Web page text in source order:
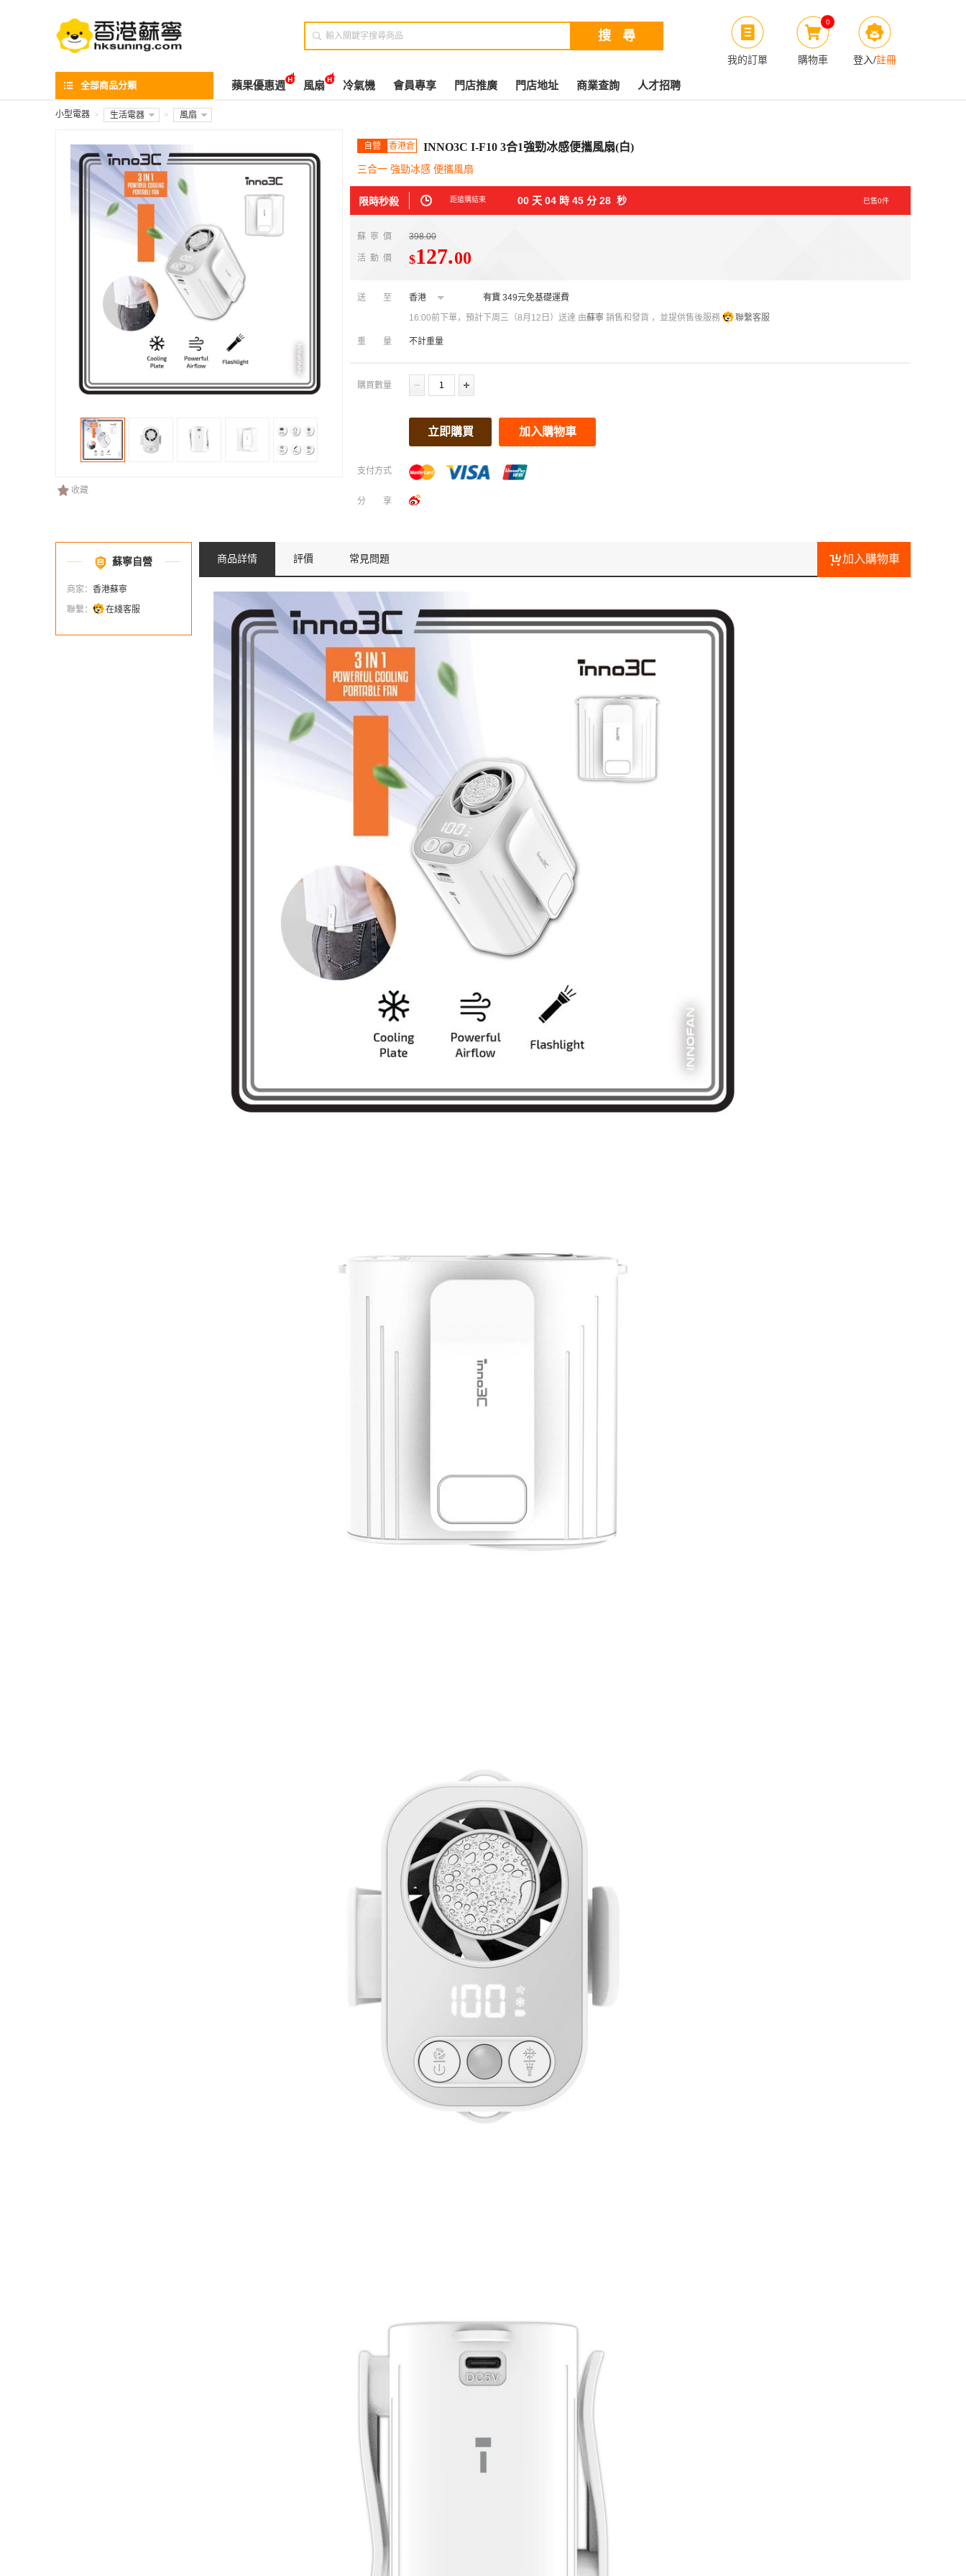
我的訂單
0
購物車 登入/註冊

全部商品分類 蘋果優惠週 風扇 冷氣機 會員專享 門店推廣 門店地址 商業查詢 人才招聘
小型電器 > 生活電器 > 風扇
收藏
自營 香港倉 INNO3C I-F10 3合1強勁冰感便攜風扇(白)
三合一 強勁冰感 便攜風扇
限時秒殺 距搶購結束 00 天 04 時 45 分 28 秒 已售0件
蘇寧價 398.00
活動價 $127.00
送至 香港 有貨 349元免基礎運費
16:00前下單，預計下周三（8月12日）送達 由蘇寧 銷售和發貨 ，並提供售後服務 聯繫客服
重量 不計重量
購買數量
立即購買 加入購物車
支付方式
分享
蘇寧自營
商家： 香港蘇寧
聯繫：
在綫客服
加入購物車
商品詳情 評價 常見問題